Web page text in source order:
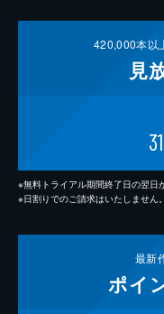
420,000本以
見
31
※無料トライアル期間終了日の翌日
※日割りでのご請求はいたしません。
最新
ポイ